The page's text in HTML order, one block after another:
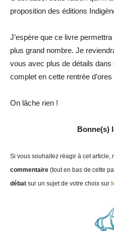
proposition des éditions
J’espère que ce livre
plus grand nombre. Je
vous avec plus de détails dans
complet en cette rentrée
On lâche rien !
Bonne(s)
Si vous souhaitez réagir à cet article,
commentaire (tout en bas de cette
débat sur un sujet de votre choix sur